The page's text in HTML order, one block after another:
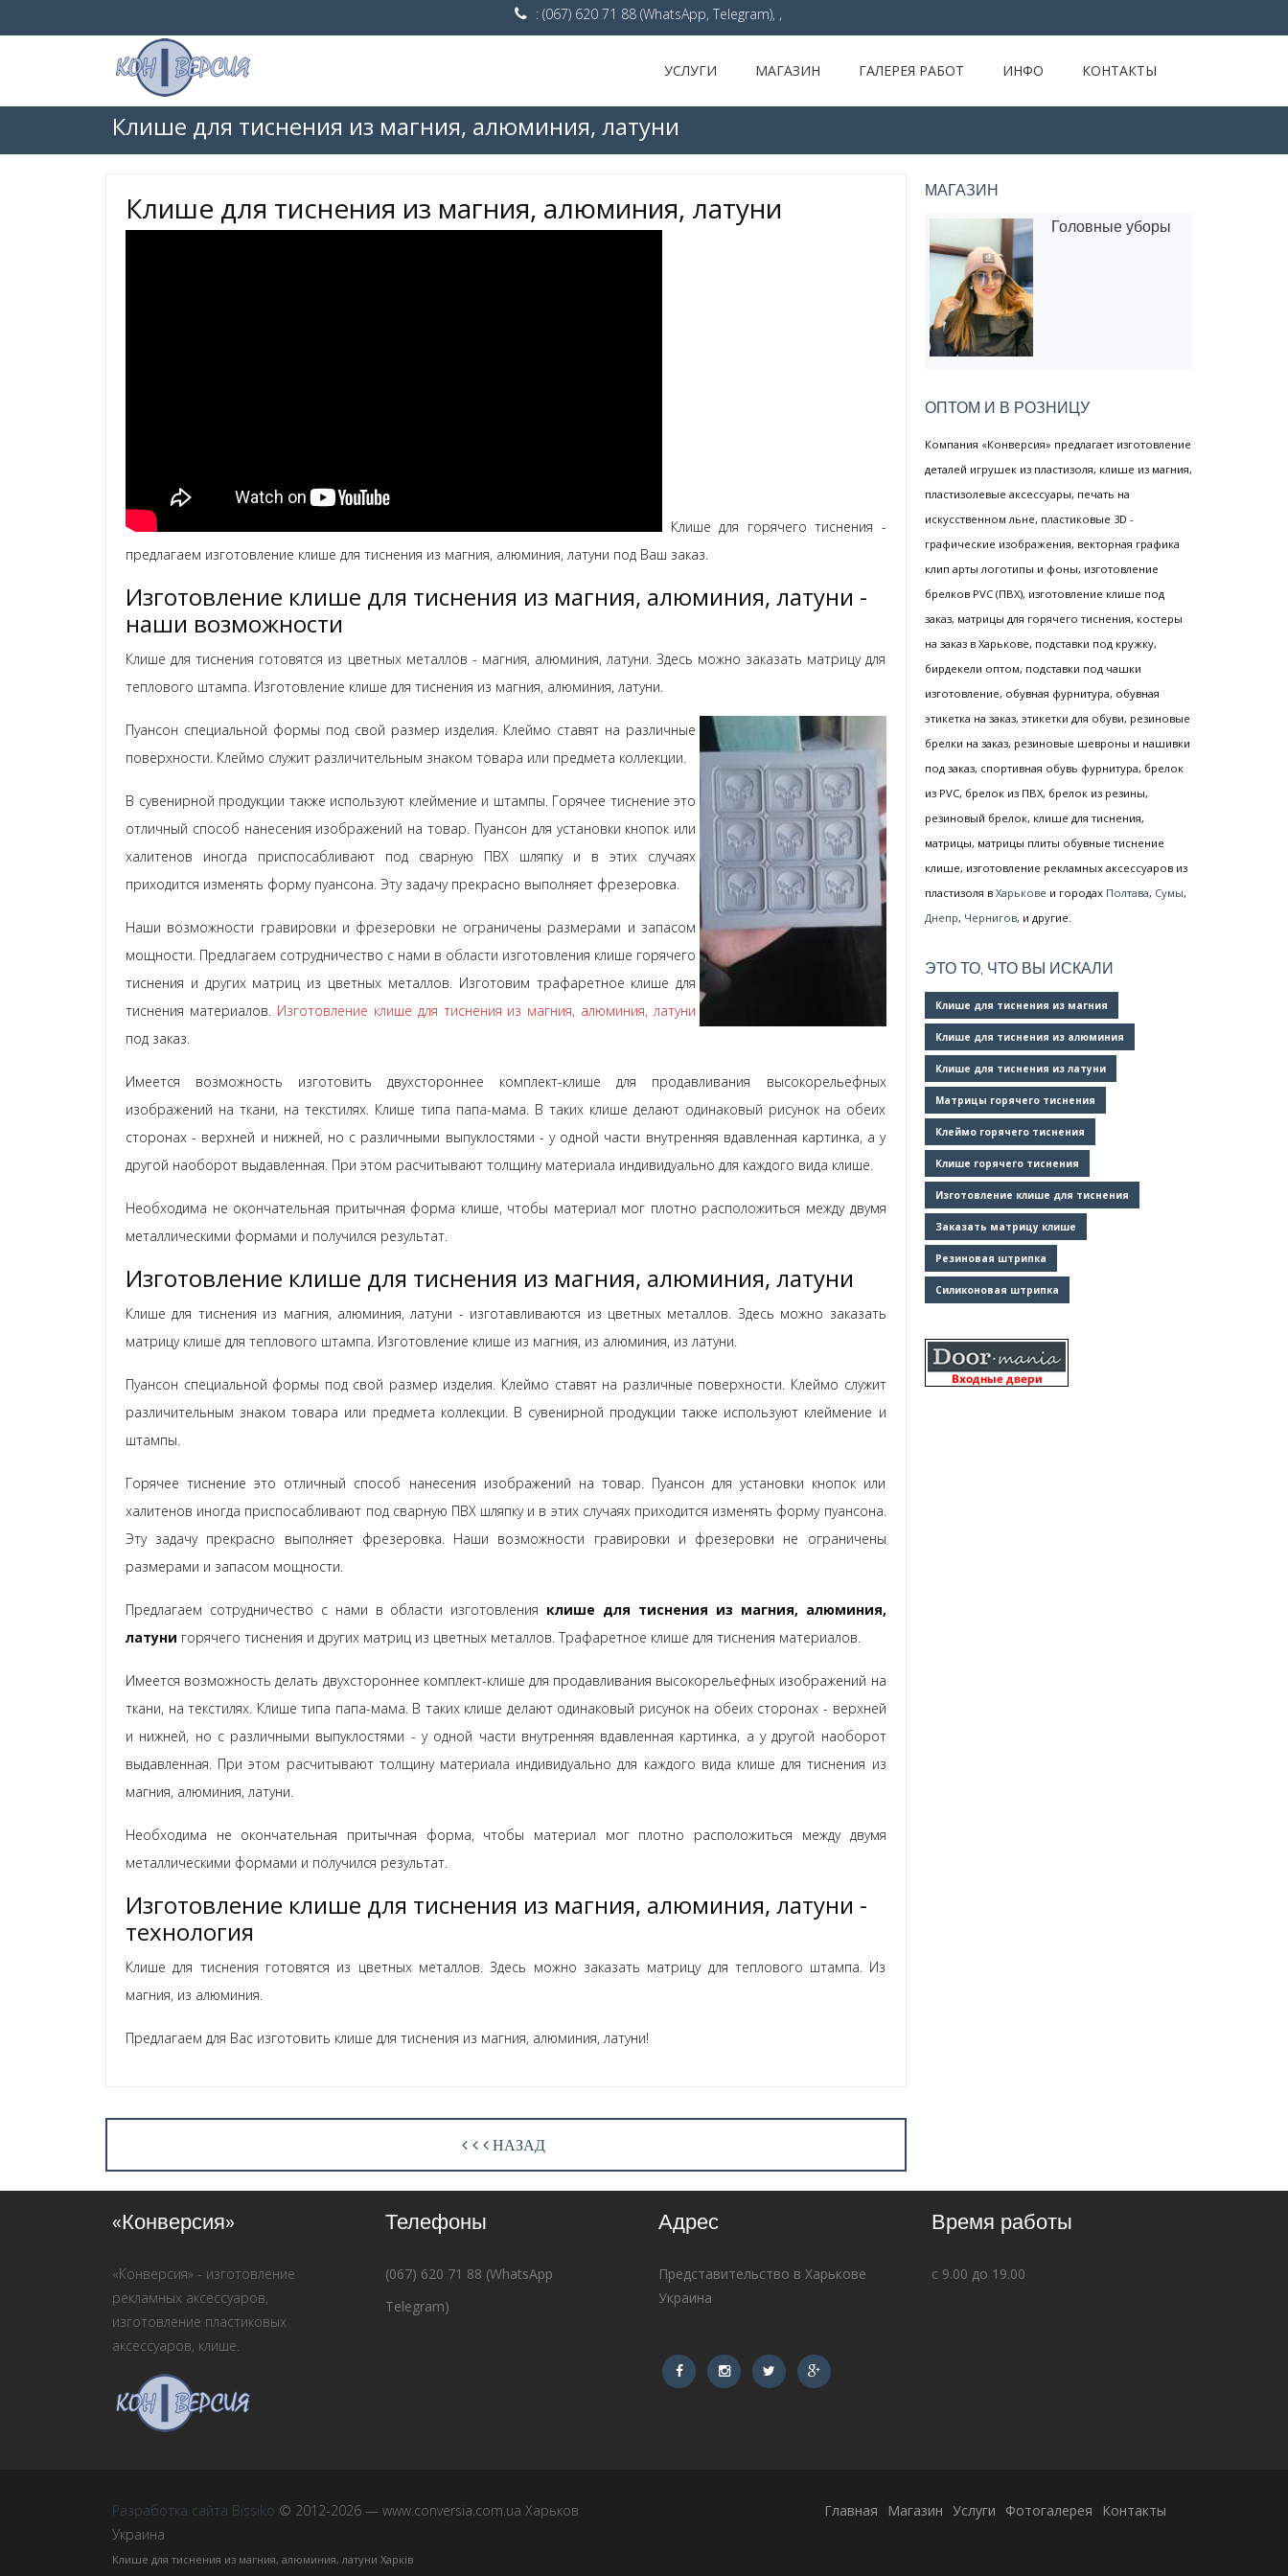
: (067) 620 71 88 (WhatsApp, Telegram), ,
УСЛУГИ МАГАЗИН ГАЛЕРЕЯ РАБОТ ИНФО КОНТАКТЫ
Клише для тиснения из магния, алюминия, латуни
Клише для тиснения из магния, алюминия, латуни
Клише для горячего тиснения -
предлагаем изготовление клише для тиснения из магния, алюминия, латуни под Ваш заказ.
Изготовление клише для тиснения из магния, алюминия, латуни -
наши возможности
Клише для тиснения готовятся из цветных металлов - магния, алюминия, латуни. Здесь можно заказать матрицу для
теплового штампа. Изготовление клише для тиснения из магния, алюминия, латуни.
Пуансон специальной формы под свой размер изделия. Клеймо ставят на различные
поверхности. Клеймо служит различительным знаком товара или предмета коллекции.
В сувенирной продукции также используют клеймение и штампы. Горячее тиснение это
отличный способ нанесения изображений на товар. Пуансон для установки кнопок или
халитенов иногда приспосабливают под сварную ПВХ шляпку и в этих случаях
приходится изменять форму пуансона. Эту задачу прекрасно выполняет фрезеровка.
Наши возможности гравировки и фрезеровки не ограничены размерами и запасом
мощности. Предлагаем сотрудничество с нами в области изготовления клише горячего
тиснения и других матриц из цветных металлов. Изготовим трафаретное клише для
тиснения материалов. Изготовление клише для тиснения из магния, алюминия, латуни
под заказ.
Имеется возможность изготовить двухстороннее комплект-клише для продавливания высокорельефных
изображений на ткани, на текстилях. Клише типа папа-мама. В таких клише делают одинаковый рисунок на обеих
сторонах - верхней и нижней, но с различными выпуклостями - у одной части внутренняя вдавленная картинка, а у
другой наоборот выдавленная. При этом расчитывают толщину материала индивидуально для каждого вида клише.
Необходима не окончательная притычная форма клише, чтобы материал мог плотно расположиться между двумя
металлическими формами и получился результат.
Изготовление клише для тиснения из магния, алюминия, латуни
Клише для тиснения из магния, алюминия, латуни - изготавливаются из цветных металлов. Здесь можно заказать
матрицу клише для теплового штампа. Изготовление клише из магния, из алюминия, из латуни.
Пуансон специальной формы под свой размер изделия. Клеймо ставят на различные поверхности. Клеймо служит
различительным знаком товара или предмета коллекции. В сувенирной продукции также используют клеймение и
штампы.
Горячее тиснение это отличный способ нанесения изображений на товар. Пуансон для установки кнопок или
халитенов иногда приспосабливают под сварную ПВХ шляпку и в этих случаях приходится изменять форму пуансона.
Эту задачу прекрасно выполняет фрезеровка. Наши возможности гравировки и фрезеровки не ограничены
размерами и запасом мощности.
Предлагаем сотрудничество с нами в области изготовления клише для тиснения из магния, алюминия,
латуни горячего тиснения и других матриц из цветных металлов. Трафаретное клише для тиснения материалов.
Имеется возможность делать двухстороннее комплект-клише для продавливания высокорельефных изображений на
ткани, на текстилях. Клише типа папа-мама. В таких клише делают одинаковый рисунок на обеих сторонах - верхней
и нижней, но с различными выпуклостями - у одной части внутренняя вдавленная картинка, а у другой наоборот
выдавленная. При этом расчитывают толщину материала индивидуально для каждого вида клише для тиснения из
магния, алюминия, латуни.
Необходима не окончательная притычная форма, чтобы материал мог плотно расположиться между двумя
металлическими формами и получился результат.
Изготовление клише для тиснения из магния, алюминия, латуни -
технология
Клише для тиснения готовятся из цветных металлов. Здесь можно заказать матрицу для теплового штампа. Из
магния, из алюминия.
Предлагаем для Вас изготовить клише для тиснения из магния, алюминия, латуни!
НАЗАД
МАГАЗИН
Головные уборы
ОПТОМ И В РОЗНИЦУ
Компания «Конверсия» предлагает изготовление
деталей игрушек из пластизоля, клише из магния,
пластизолевые аксессуары, печать на
искусственном льне, пластиковые 3D -
графические изображения, векторная графика
клип арты логотипы и фоны, изготовление
брелков PVC (ПВХ), изготовление клише под
заказ, матрицы для горячего тиснения, костеры
на заказ в Харькове, подставки под кружку,
бирдекели оптом, подставки под чашки
изготовление, обувная фурнитура, обувная
этикетка на заказ, этикетки для обуви, резиновые
брелки на заказ, резиновые шевроны и нашивки
под заказ, спортивная обувь фурнитура, брелок
из PVC, брелок из ПВХ, брелок из резины,
резиновый брелок, клише для тиснения,
матрицы, матрицы плиты обувные тиснение
клише, изготовление рекламных аксессуаров из
пластизоля в Харькове и городах Полтава, Сумы,
Днепр, Чернигов, и другие.
ЭТО ТО, ЧТО ВЫ ИСКАЛИ
Клише для тиснения из магния
Клише для тиснения из алюминия
Клише для тиснения из латуни
Матрицы горячего тиснения
Клеймо горячего тиснения
Клише горячего тиснения
Изготовление клише для тиснения
Заказать матрицу клише
Резиновая штрипка
Силиконовая штрипка
«Конверсия»
«Конверсия» - изготовление
рекламных аксессуаров,
изготовление пластиковых
аксессуаров, клише.
Телефоны
(067) 620 71 88 (WhatsApp
Telegram)
Адрес
Представительство в Харькове
Украина
Время работы
с 9.00 до 19.00
Разработка сайта Bissiko © 2012-2026 — www.conversia.com.ua Харьков
Украина
Клише для тиснения из магния, алюминия, латуни Харків
Главная Магазин Услуги Фотогалерея Контакты